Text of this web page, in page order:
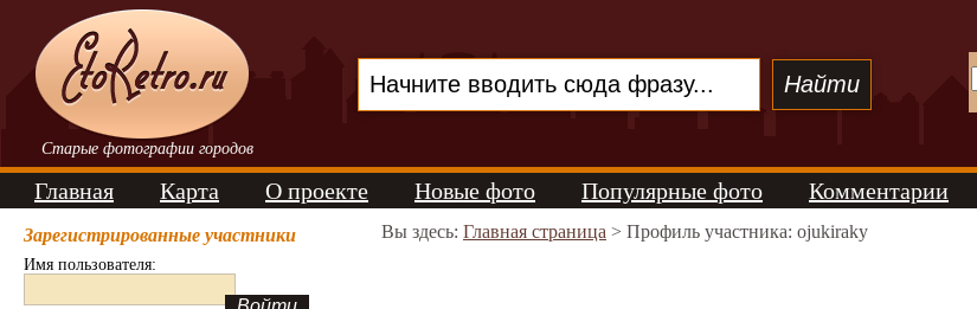
Старые фотографии городов
Главная Карта О проекте Новые фото Популярные фото Комментарии
Зарегистрированные участники
Имя пользователя:
Вы здесь: Главная страница > Профиль участника: ojukiraky